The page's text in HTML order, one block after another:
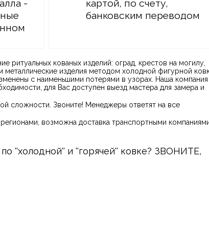
-
картой, по счету,
банковским переводом
ритуальных кованых изделий: оград, крестов на могилу,
металлические изделия методом холодной фигурной
с наименьшими потерями в узорах. Наша компания
для Вас доступен выезд мастера для замера и
сложности. Звоните! Менеджеры ответят на все
возможна доставка транспортными
''холодной'' и ''горячей'' ковке? ЗВОНИТЕ,